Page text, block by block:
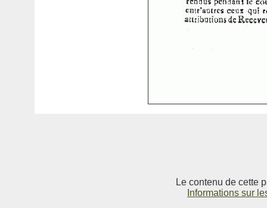
Le contenu de cette
Informations sur